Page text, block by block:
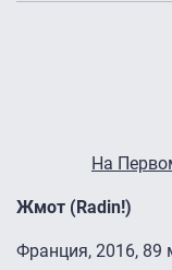
На
Жмот (Radin!)
Франция, 2016, 89